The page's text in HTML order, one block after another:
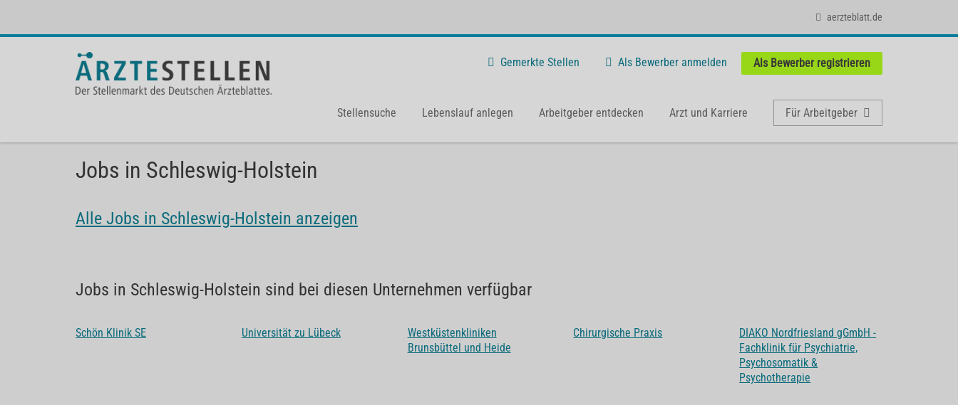
aerzteblatt.de
Gemerkte Stellen Als Bewerber anmelden Als Bewerber registrieren
Stellensuche Lebenslauf anlegen Arbeitgeber entdecken Arzt und Karriere Für Arbeitgeber
Jobs in Schleswig-Holstein
Alle Jobs in Schleswig-Holstein anzeigen
Jobs in Schleswig-Holstein sind bei diesen Unternehmen verfügbar
Schön Klinik SE Universität zu Lübeck
Westküstenkliniken
Brunsbüttel und Heide
Chirurgische Praxis
DIAKO Nordfriesland gGmbH -
Fachklinik für Psychiatrie,
Psychosomatik &
Psychotherapie